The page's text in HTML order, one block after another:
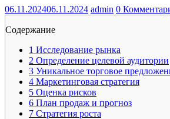
06.11.202406.11.2024 admin 0
Содержание
1 Исследование рынка
2 Определение целевой аудитории
3 Уникальное торговое
4 Маркетинговая стратегия
5 Оценка рисков
6 План продаж и прогноз
7 Стратегия роста